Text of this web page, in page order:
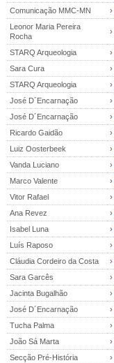
Comunicação MMC-MN ›
Leonor Maria Pereira
Rocha
›
STARQ Arqueologia ›
Sara Cura
›
STARQ Arqueologia
›
José D´Encarnação
›
José D´Encarnação
›
Ricardo Gaidão
›
Luiz Oosterbeek
›
Vanda Luciano
›
Marco Valente
›
Vitor Rafael
›
Ana Revez
›
Isabel Luna
›
Luís Raposo
›
Cláudia Cordeiro da Costa
›
Sara Garcês
›
Jacinta Bugalhão
›
José D´Encarnação
›
Tucha Palma
›
João Sá Marta
›
Secção Pré-História
›